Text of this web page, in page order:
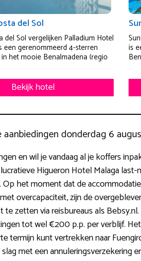
del Sol
del Sol vergelijken Palladium Hotel
een gerenommeerd 4-sterren
het mooie Benalmadena (regio
Bekijk hotel
is
aanbiedingen donderdag 6
en wil je vandaag al je koffers
Higueron Hotel Malaga last-
Op het moment dat de
overcapaciteit, zijn de
te zetten via reisbureaus als
tot wel €200 p.p. per verblijf.
termijn kunt vertrekken naar
met een annuleringsverzekering